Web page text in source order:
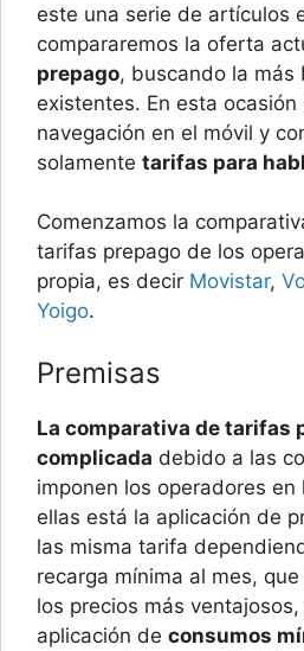
este una serie de artículos
compararemos la oferta
prepago, buscando la más
existentes. En esta
navegación en el móvil y
solamente tarifas para
Comenzamos la
tarifas prepago de los
propia, es decir Movistar,
Yoigo.
Premisas
La comparativa de tarifas
complicada debido a las
imponen los operadores en
ellas está la aplicación de
las misma tarifa
recarga mínima al mes,
los precios más
aplicación de consumos